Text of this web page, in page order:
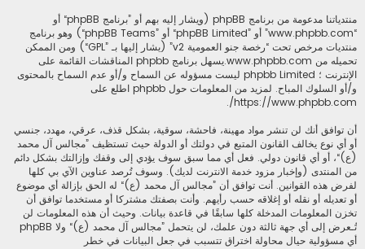
منتدياتنا مدعومة من برنامج phpBB (ويشار إليه بهم أو ”برنامج phpBB“ أو
“www.phpbb.com” أو ”phpBB Limited“ أو ”phpBB Teams“) وهو برنامج
منتديات مرخص تحت “رخصة جنو العمومية v2
” (يشار إليها بـ ”GPL“) ومن الممكن
تحميله من www.phpbb.com
.يسهل برنامج phpbb المناقشات القائمة على
الإنترنت ؛ phpbb Limited ليست مسؤوله عن السماح و/أو عدم السماح بالمحتوى
و/أو السلوك المباح. لمزيد من المعلومات حول phpbb اطلع على
https://www.phpbb.com/
.
أن توافق أنك لن تنشر مواد مهينة، فاحشة، سوقية، بشكل قذف، عرقي، مهدد، جنسي
أو أي نوع يخالف القانون المتبع في دولتك أو الدولة حيث تستظيف ”مجالس آل محمد
(ع)“، أو أي قانون دولي. فعل أي مما سبق سوف يؤدي إلى وقفك وإزالتك بشكل دائم
من المنتدى (وإخبار مزود خدمة الانترنت لديك). وسوف تُرصد عناوين الآي بي كلها
لفرض هذه القوانين. أنت توافق أن ”مجالس آل محمد (ع)“ له الحق بإزالة أي موضوع
أو تعديله أو نقله أو إغلاقه حسب رأيهم. وأنت بصفتك مشتركا أو مستخدما توافق أن
تخزن المعلومات المدخلة كلها سابقًا في قاعدة بيانات. وحيث أن هذه المعلومات لن
تُـعرض إلى أي جهة ثالثة دون علمك، لن يتحمل ”مجالس آل محمد (ع)“ ولا phpBB
أي مسؤولية حيال محاولة اختراق تتسبب في جعل البيانات في خطر